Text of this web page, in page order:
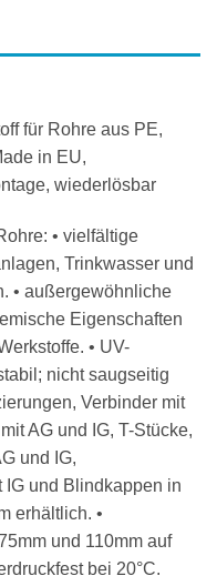
für Rohre aus PE,
in EU,
wiederlösbar
• vielfältige
Trinkwasser und
• außergewöhnliche
Eigenschaften
• UV-
nicht saugseitig
Verbinder mit
AG und IG, T-Stücke,
und IG,
IG und Blindkappen in
erhältlich. •
und 110mm auf
bei 20°C.